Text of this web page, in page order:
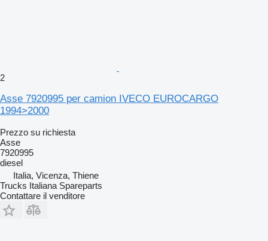
2
Asse 7920995 per camion IVECO EUROCARGO
1994>2000
Prezzo su richiesta
Asse
7920995
diesel
Italia, Vicenza, Thiene
Trucks Italiana Spareparts
Contattare il venditore